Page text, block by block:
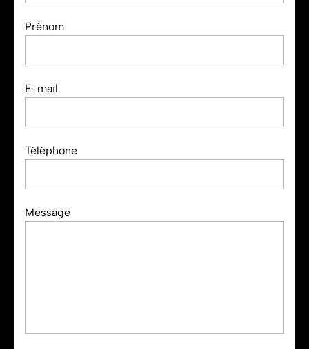
Prénom
E-mail
Téléphone
Message